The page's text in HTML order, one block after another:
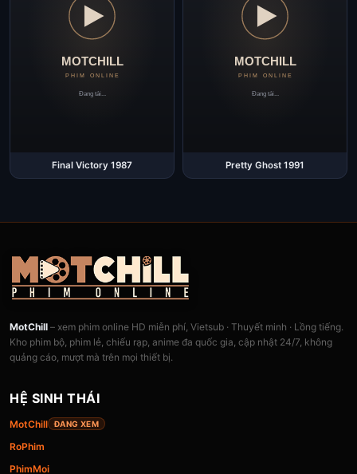
Final Victory 1987 Pretty Ghost 1991
MotChill – xem phim online HD miễn phí, Vietsub · Thuyết minh · Lồng tiếng.
Kho phim bộ, phim lẻ, chiếu rạp, anime đa quốc gia, cập nhật 24/7, không
quảng cáo, mượt mà trên mọi thiết bị.
HỆ SINH THÁI
MotChill ĐANG XEM
RoPhim
PhimMoi